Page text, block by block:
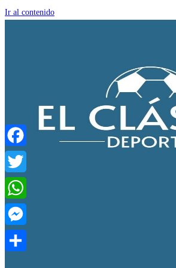
Ir al contenido
Facebook
Twitter
WhatsApp
Messenger